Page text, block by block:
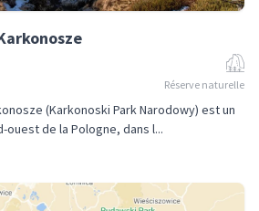
Réserve naturelle
(Karkonoski Park Narodowy) est un
ouest de la Pologne, dans l...